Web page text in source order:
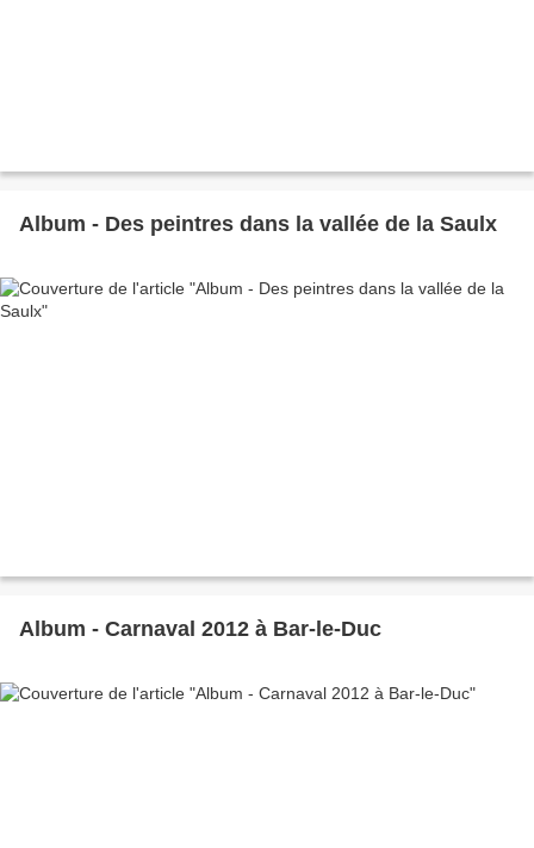
Album - Des peintres dans la vallée de la Saulx
Album - Carnaval 2012 à Bar-le-Duc